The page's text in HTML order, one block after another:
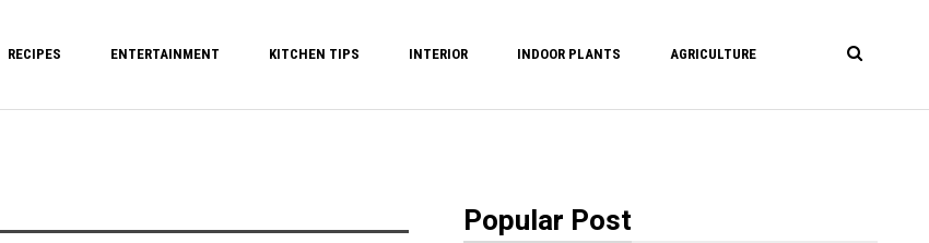
RECIPES ENTERTAINMENT KITCHEN TIPS INTERIOR INDOOR PLANTS AGRICULTURE
Popular Post